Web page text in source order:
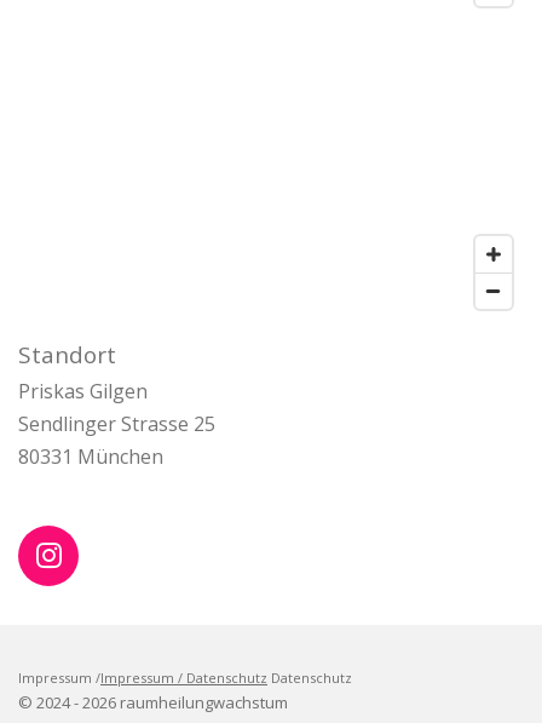
Standort
Priskas Gilgen
Sendlinger Strasse 25
80331 München
I
n
a
g
Impressum /Impressum / Datenschutz Datenschutz
© 2024 - 2026 raumheilungwachstum